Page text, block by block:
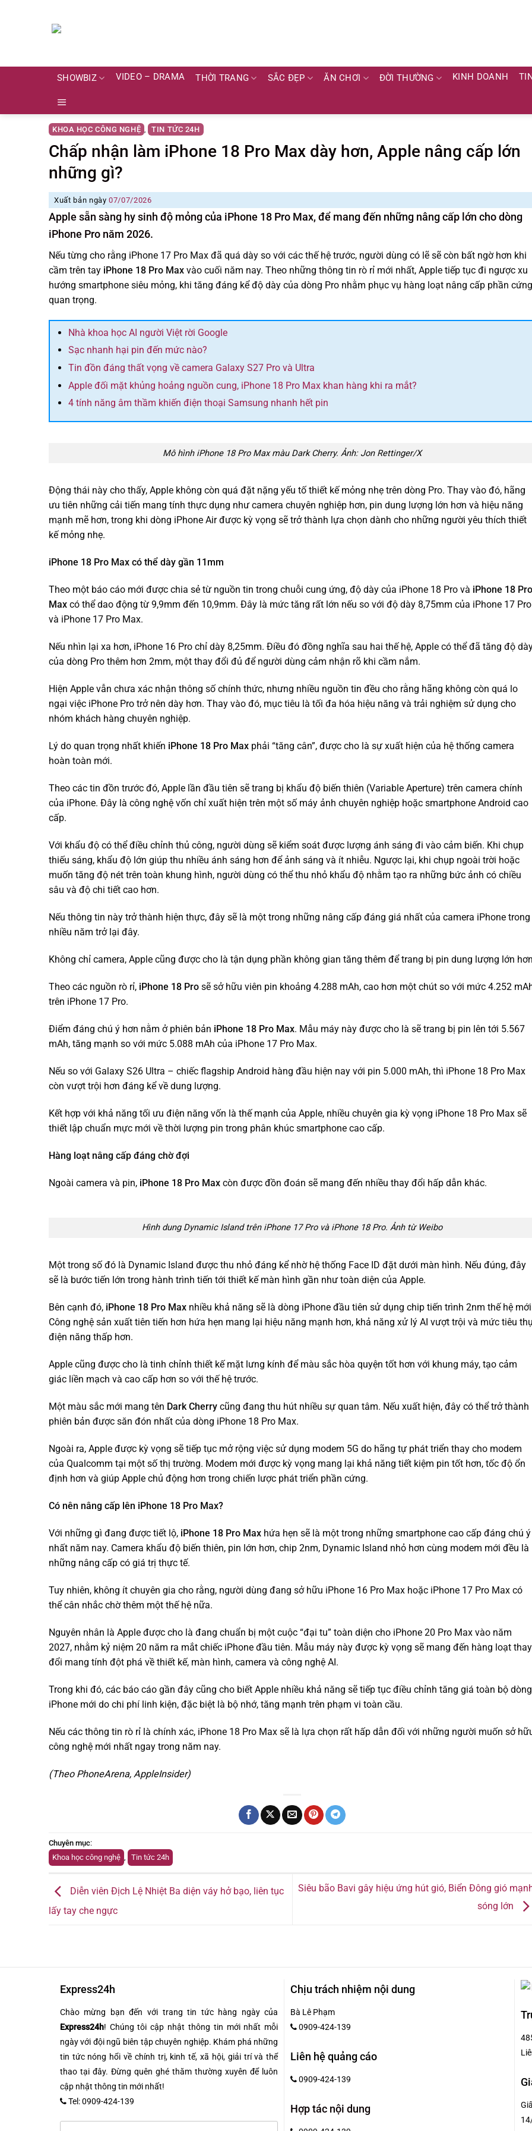
SHOWBIZ VIDEO – DRAMA THỜI TRANG SẮC ĐẸP ĂN CHƠI ĐỜI THƯỜNG KINH DOANH
KHOA HỌC CÔNG NGHỆ , TIN TỨC 24H
Chấp nhận làm iPhone 18 Pro Max dày hơn, Apple nâng cấp lớn
những gì?
Xuất bản ngày07/07/2026
Apple sẵn sàng hy sinh độ mỏng của iPhone 18 Pro Max, để mang đến những nâng cấp lớn cho dòng
iPhone Pro năm 2026.
Nếu từng cho rằng iPhone 17 Pro Max đã quá dày so với các thế hệ trước, người dùng có lẽ sẽ còn bất ngờ hơn khi
cầm trên tay iPhone 18 Pro Max vào cuối năm nay. Theo những thông tin rò rỉ mới nhất, Apple tiếp tục đi ngược xu
hướng smartphone siêu mỏng, khi tăng đáng kể độ dày của dòng Pro nhằm phục vụ hàng loạt nâng cấp phần cứng
quan trọng.
Nhà khoa học AI người Việt rời Google
Sạc nhanh hại pin đến mức nào?
Tin đồn đáng thất vọng về camera Galaxy S27 Pro và Ultra
Apple đối mặt khủng hoảng nguồn cung, iPhone 18 Pro Max khan hàng khi ra mắt?
4 tính năng âm thầm khiến điện thoại Samsung nhanh hết pin
Mô hình iPhone 18 Pro Max màu Dark Cherry. Ảnh: Jon Rettinger/X
Động thái này cho thấy, Apple không còn quá đặt nặng yếu tố thiết kế mỏng nhẹ trên dòng Pro. Thay vào đó, hãng
ưu tiên những cải tiến mang tính thực dụng như camera chuyên nghiệp hơn, pin dung lượng lớn hơn và hiệu năng
mạnh mẽ hơn, trong khi dòng iPhone Air được kỳ vọng sẽ trở thành lựa chọn dành cho những người yêu thích thiết
kế mỏng nhẹ.
iPhone 18 Pro Max có thể dày gần 11mm
Theo một báo cáo mới được chia sẻ từ nguồn tin trong chuỗi cung ứng, độ dày của iPhone 18 Pro và iPhone 18 Pro
Max có thể dao động từ 9,9mm đến 10,9mm. Đây là mức tăng rất lớn nếu so với độ dày 8,75mm của iPhone 17 Pro
và iPhone 17 Pro Max.
Nếu nhìn lại xa hơn, iPhone 16 Pro chỉ dày 8,25mm. Điều đó đồng nghĩa sau hai thế hệ, Apple có thể đã tăng độ
của dòng Pro thêm hơn 2mm, một thay đổi đủ để người dùng cảm nhận rõ khi cầm nắm.
Hiện Apple vẫn chưa xác nhận thông số chính thức, nhưng nhiều nguồn tin đều cho rằng hãng không còn quá lo
ngại việc iPhone Pro trở nên dày hơn. Thay vào đó, mục tiêu là tối đa hóa hiệu năng và trải nghiệm sử dụng cho
nhóm khách hàng chuyên nghiệp.
Lý do quan trọng nhất khiến iPhone 18 Pro Max phải “tăng cân”, được cho là sự xuất hiện của hệ thống camera
hoàn toàn mới.
Theo các tin đồn trước đó, Apple lần đầu tiên sẽ trang bị khẩu độ biến thiên (Variable Aperture) trên camera chính
của iPhone. Đây là công nghệ vốn chỉ xuất hiện trên một số máy ảnh chuyên nghiệp hoặc smartphone Android cao
cấp.
Với khẩu độ có thể điều chỉnh thủ công, người dùng sẽ kiểm soát được lượng ánh sáng đi vào cảm biến. Khi chụp
thiếu sáng, khẩu độ lớn giúp thu nhiều ánh sáng hơn để ảnh sáng và ít nhiễu. Ngược lại, khi chụp ngoài trời hoặc
muốn tăng độ nét trên toàn khung hình, người dùng có thể thu nhỏ khẩu độ nhằm tạo ra những bức ảnh có chiều
sâu và độ chi tiết cao hơn.
Nếu thông tin này trở thành hiện thực, đây sẽ là một trong những nâng cấp đáng giá nhất của camera iPhone trong
nhiều năm trở lại đây.
Không chỉ camera, Apple cũng được cho là tận dụng phần không gian tăng thêm để trang bị pin dung lượng lớn
Theo các nguồn rò rỉ, iPhone 18 Pro sẽ sở hữu viên pin khoảng 4.288 mAh, cao hơn một chút so với mức 4.252
trên iPhone 17 Pro.
Điểm đáng chú ý hơn nằm ở phiên bản iPhone 18 Pro Max. Mẫu máy này được cho là sẽ trang bị pin lên tới 5.567
mAh, tăng mạnh so với mức 5.088 mAh của iPhone 17 Pro Max.
Nếu so với Galaxy S26 Ultra – chiếc flagship Android hàng đầu hiện nay với pin 5.000 mAh, thì iPhone 18 Pro Max
còn vượt trội hơn đáng kể về dung lượng.
Kết hợp với khả năng tối ưu điện năng vốn là thế mạnh của Apple, nhiều chuyên gia kỳ vọng iPhone 18 Pro Max sẽ
thiết lập chuẩn mực mới về thời lượng pin trong phân khúc smartphone cao cấp.
Hàng loạt nâng cấp đáng chờ đợi
Ngoài camera và pin, iPhone 18 Pro Max còn được đồn đoán sẽ mang đến nhiều thay đổi hấp dẫn khác.
Hình dung Dynamic Island trên iPhone 17 Pro và iPhone 18 Pro. Ảnh từ Weibo
Một trong số đó là Dynamic Island được thu nhỏ đáng kể nhờ hệ thống Face ID đặt dưới màn hình. Nếu đúng, đây
sẽ là bước tiến lớn trong hành trình tiến tới thiết kế màn hình gần như toàn diện của Apple.
Bên cạnh đó, iPhone 18 Pro Max nhiều khả năng sẽ là dòng iPhone đầu tiên sử dụng chip tiến trình 2nm thế hệ
Công nghệ sản xuất tiên tiến hơn hứa hẹn mang lại hiệu năng mạnh hơn, khả năng xử lý AI vượt trội và mức tiêu thụ
điện năng thấp hơn.
Apple cũng được cho là tinh chỉnh thiết kế mặt lưng kính để màu sắc hòa quyện tốt hơn với khung máy, tạo cảm
giác liền mạch và cao cấp hơn so với thế hệ trước.
Một màu sắc mới mang tên Dark Cherry cũng đang thu hút nhiều sự quan tâm. Nếu xuất hiện, đây có thể trở thành
phiên bản được săn đón nhất của dòng iPhone 18 Pro Max.
Ngoài ra, Apple được kỳ vọng sẽ tiếp tục mở rộng việc sử dụng modem 5G do hãng tự phát triển thay cho modem
của Qualcomm tại một số thị trường. Modem mới được kỳ vọng mang lại khả năng tiết kiệm pin tốt hơn, tốc độ ổn
định hơn và giúp Apple chủ động hơn trong chiến lược phát triển phần cứng.
Có nên nâng cấp lên iPhone 18 Pro Max?
Với những gì đang được tiết lộ, iPhone 18 Pro Max hứa hẹn sẽ là một trong những smartphone cao cấp đáng chú ý
nhất năm nay. Camera khẩu độ biến thiên, pin lớn hơn, chip 2nm, Dynamic Island nhỏ hơn cùng modem mới đều là
những nâng cấp có giá trị thực tế.
Tuy nhiên, không ít chuyên gia cho rằng, người dùng đang sở hữu iPhone 16 Pro Max hoặc iPhone 17 Pro Max có
thể cân nhắc chờ thêm một thế hệ nữa.
Nguyên nhân là Apple được cho là đang chuẩn bị một cuộc “đại tu” toàn diện cho iPhone 20 Pro Max vào năm
2027, nhằm kỷ niệm 20 năm ra mắt chiếc iPhone đầu tiên. Mẫu máy này được kỳ vọng sẽ mang đến hàng loạt thay
đổi mang tính đột phá về thiết kế, màn hình, camera và công nghệ AI.
Trong khi đó, các báo cáo gần đây cũng cho biết Apple nhiều khả năng sẽ tiếp tục điều chỉnh tăng giá toàn bộ dòng
iPhone mới do chi phí linh kiện, đặc biệt là bộ nhớ, tăng mạnh trên phạm vi toàn cầu.
Nếu các thông tin rò rỉ là chính xác, iPhone 18 Pro Max sẽ là lựa chọn rất hấp dẫn đối với những người muốn sở
công nghệ mới nhất ngay trong năm nay.
(Theo PhoneArena, AppleInsider)
Chuyên mục:
Khoa học công nghệ
Tin tức 24h
Diễn viên Địch Lệ Nhiệt Ba diện váy hở bạo, liên tục
lấy tay che ngực
Siêu bão Bavi gây hiệu ứng hút gió, Biển Đông gió
sóng lớn
Express24h
Chào mừng bạn đến với trang tin tức hàng ngày của
Express24h! Chúng tôi cập nhật thông tin mới nhất mỗi
ngày với đội ngũ biên tập chuyên nghiệp. Khám phá những
tin tức nóng hổi về chính trị, kinh tế, xã hội, giải trí và thể
thao tại đây. Đừng quên ghé thăm thường xuyên để luôn
cập nhật thông tin mới nhất!
Tel: 0909-424-139
Chịu trách nhiệm nội dung
Bà Lê Phạm
0909-424-139
Liên hệ quảng cáo
0909-424-139
Hợp tác nội dung